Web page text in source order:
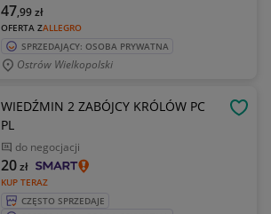
OFERTA ZALLEGRO
47,99zł
SPRZEDAJĄCY: OSOBA PRYWATNA
Ostrów Wielkopolski
WIEDŹMIN 2 ZABÓJCY KRÓLÓW PC
PL
do negocjacji
KUP TERAZ
20zł
CZĘSTO SPRZEDAJE